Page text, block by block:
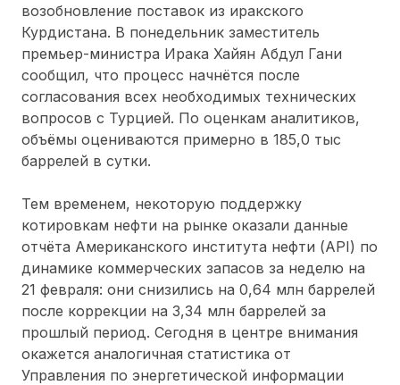
возобновление поставок из иракского
Курдистана. В понедельник заместитель
премьер-министра Ирака Хайян Абдул Гани
сообщил, что процесс начнётся после
согласования всех необходимых технических
вопросов с Турцией. По оценкам аналитиков,
объёмы оцениваются примерно в 185,0 тыс
баррелей в сутки.
Тем временем, некоторую поддержку
котировкам нефти на рынке оказали данные
отчёта Американского института нефти (API) по
динамике коммерческих запасов за неделю на
21 февраля: они снизились на 0,64 млн баррелей
после коррекции на 3,34 млн баррелей за
прошлый период. Сегодня в центре внимания
окажется аналогичная статистика от
Управления по энергетической информации